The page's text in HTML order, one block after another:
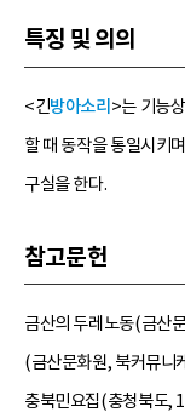
특징 및 의의
<긴방아소리 >는 기능
할 때 동작을 통일시키
구실을 한다.
참고문헌
금산의 두레노동(금산
(금산문화원, 북커뮤니
충북민요집(충청북도,